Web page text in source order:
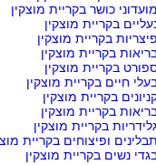
כושר בקריית מוצקין
בקריית מוצקין
בקריית מוצקין
בקריית מוצקין
בקריית מוצקין
חיים בקריית מוצקין
בקריית מוצקין
בקריית מוצקין
בקריית מוצקין
ופיצוחים בקריית
נשים בקריית מוצקין